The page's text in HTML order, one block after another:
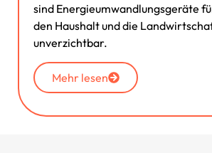
sind Energieumwandlungsgeräte
den Haushalt und die
unverzichtbar.
Mehr lesen